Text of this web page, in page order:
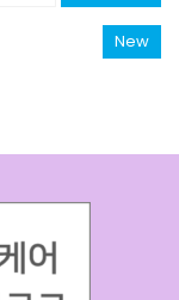
New